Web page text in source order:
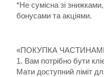
*Не сумісна зі
бонусами та акціями.
«ПОКУПКА
1. Вам потрібно бути
Мати доступний ліміт